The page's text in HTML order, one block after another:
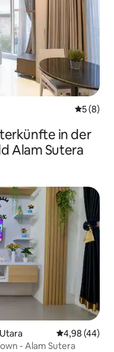
5 (8)
in der
Alam Sutera
4,98 (44)
- Alam Sutera